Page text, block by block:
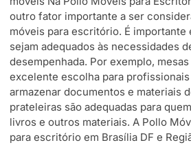
outro fator importante a ser
móveis para escritório. É
sejam adequados às necessidades
desempenhada. Por exemplo,
excelente escolha para
armazenar documentos e materiais
prateleiras são adequadas para
livros e outros materiais. A Pollo
para escritório em Brasília DF e